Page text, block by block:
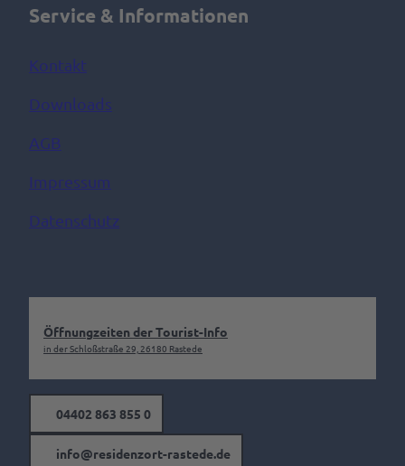
Service & Informationen
Kontakt
Downloads
AGB
Impressum
Datenschutz
Öffnungzeiten der Tourist-Info
in der Schloßstraße 29, 26180 Rastede
04402 863 855 0
info@residenzort-rastede.de